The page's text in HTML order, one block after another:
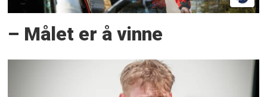
– Målet er å vinne